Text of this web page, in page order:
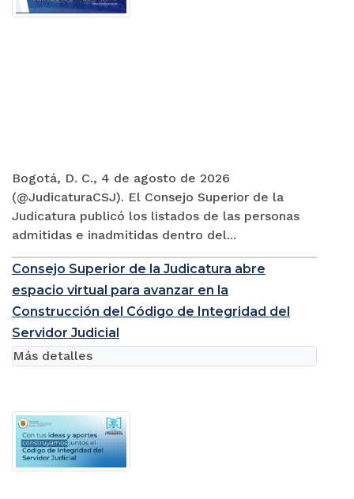
Bogotá, D. C., 4 de agosto de 2026
(@JudicaturaCSJ). El Consejo Superior de la
Judicatura publicó los listados de las personas
admitidas e inadmitidas dentro del...
Consejo Superior de la Judicatura abre
espacio virtual para avanzar en la
Construcción del Código de Integridad del
Servidor Judicial
Más detalles